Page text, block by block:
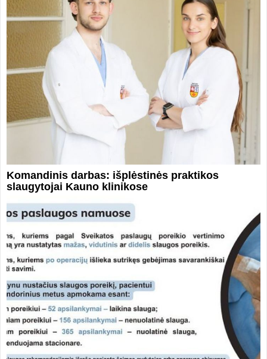
Komandinis darbas: išplėstinės praktikos
slaugytojai Kauno klinikose